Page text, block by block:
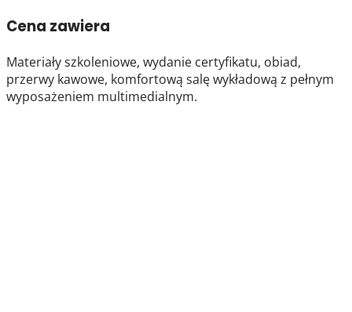
Cena zawiera
Materiały szkoleniowe, wydanie certyfikatu, obiad,
przerwy kawowe, komfortową salę wykładową z pełnym
wyposażeniem multimedialnym.